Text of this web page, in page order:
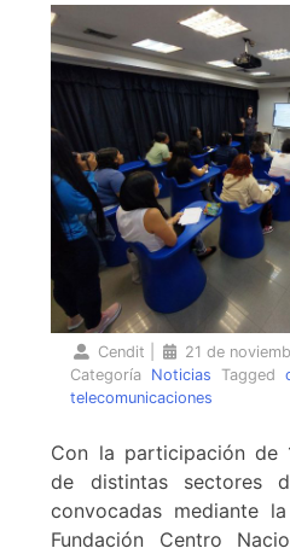
Cendit
21 de
Categoría Noticias Tagged
telecomunicaciones
Con la participación de
de distintas sectores
convocadas mediante
Fundación Centro